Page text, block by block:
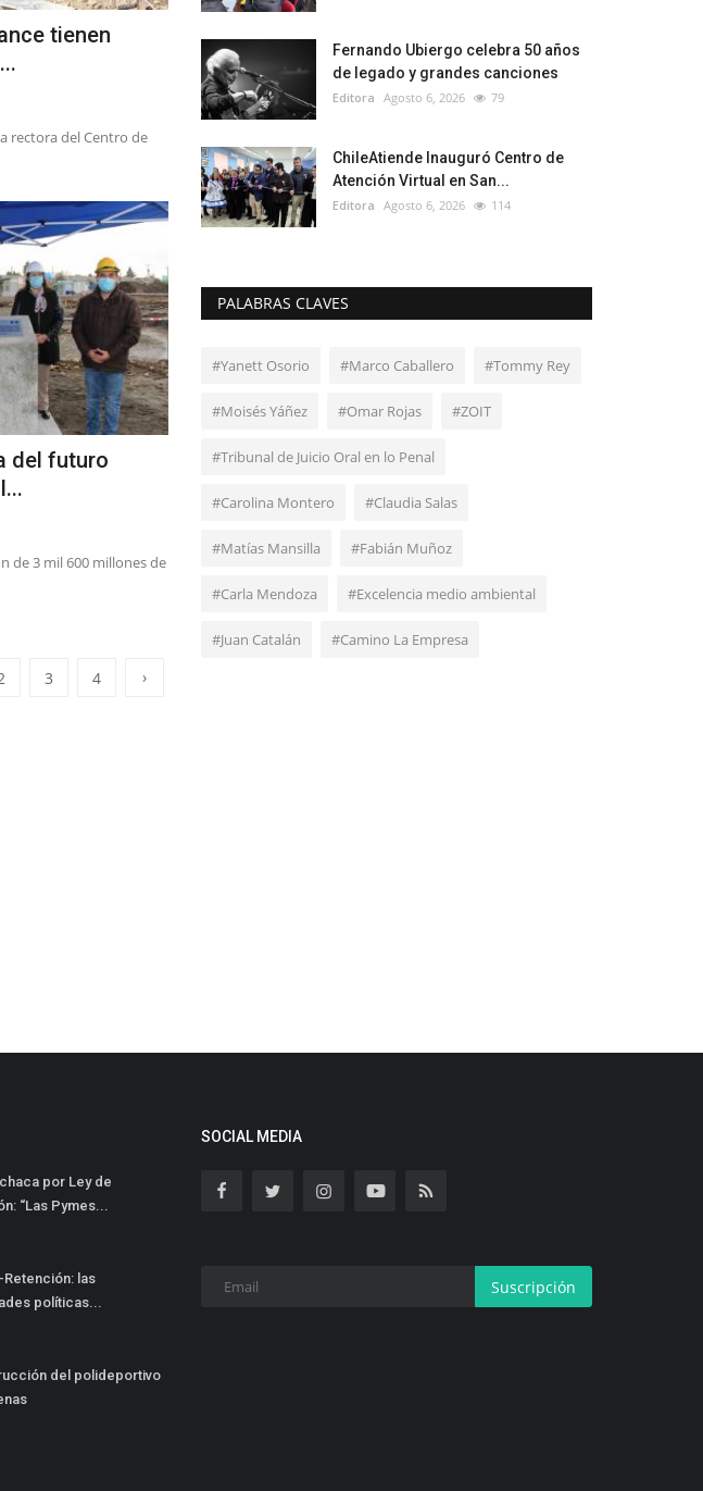
tienen
rectora del Centro de
del futuro
de 3 mil 600 millones de
3 4 ›
Fernando Ubiergo celebra 50 años
de legado y grandes canciones
Editora Agosto 6, 2026 79
ChileAtiende Inauguró Centro de
Atención Virtual en San...
Editora Agosto 6, 2026 114
PALABRAS CLAVES
#Yanett Osorio #Marco Caballero #Tommy Rey
#Moisés Yáñez #Omar Rojas #ZOIT
#Tribunal de Juicio Oral en lo Penal
#Carolina Montero #Claudia Salas
#Matías Mansilla #Fabián Muñoz
#Carla Mendoza #Excelencia medio ambiental
#Juan Catalán #Camino La Empresa
por Ley de
“Las Pymes...
las
políticas...
del polideportivo
SOCIAL MEDIA
Suscripción